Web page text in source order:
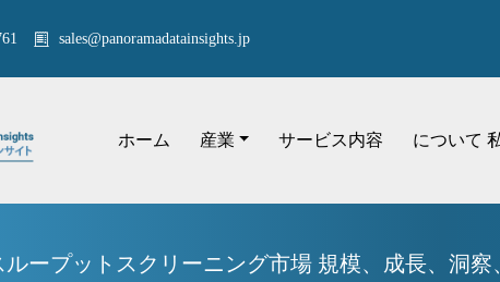
sales@panoramadatainsights.jp
ホーム 産業 サービス内容 について
ープットスクリーニング市場 規模、成長、洞